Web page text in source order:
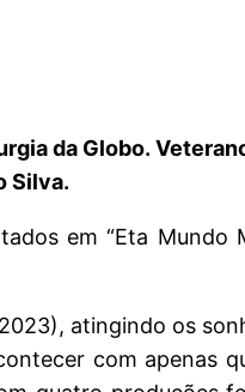
da Globo.
Silva.
em “Eta Mundo
atingindo os
com apenas